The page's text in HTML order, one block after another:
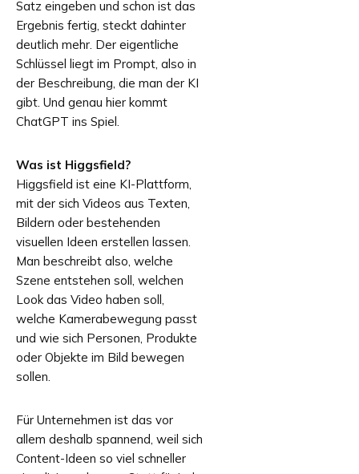
Satz eingeben und schon ist das
Ergebnis fertig, steckt dahinter
deutlich mehr. Der eigentliche
Schlüssel liegt im Prompt, also in
der Beschreibung, die man der KI
gibt. Und genau hier kommt
ChatGPT ins Spiel.
Was ist Higgsfield?
Higgsfield ist eine KI-Plattform,
mit der sich Videos aus Texten,
Bildern oder bestehenden
visuellen Ideen erstellen lassen.
Man beschreibt also, welche
Szene entstehen soll, welchen
Look das Video haben soll,
welche Kamerabewegung passt
und wie sich Personen, Produkte
oder Objekte im Bild bewegen
sollen.
Für Unternehmen ist das vor
allem deshalb spannend, weil sich
Content-Ideen so viel schneller